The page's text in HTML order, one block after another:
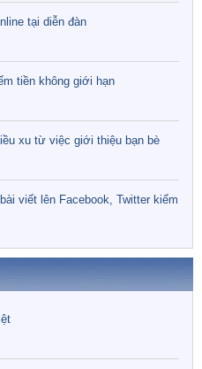
tại diễn đàn
tiền không giới hạn
xu từ việc giới thiệu bạn bè
viết lên Facebook, Twitter kiếm